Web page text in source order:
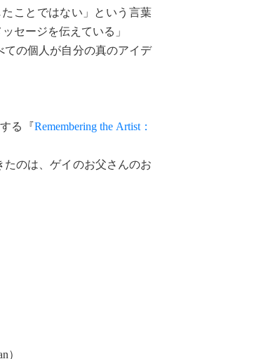
ことではない」という言葉
セージを伝えている」
の個人が自分の真のアイデ
る『Remembering the Artist：
のは、ゲイのお父さんのお
）